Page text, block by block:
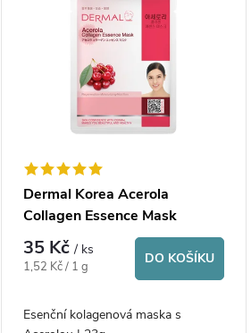
Dermal Korea Acerola
Collagen Essence Mask
35 Kč/ ks
Měrná
1,52 Kč / 1 g
DO KOŠÍKU
Esenční kolagenová maska s